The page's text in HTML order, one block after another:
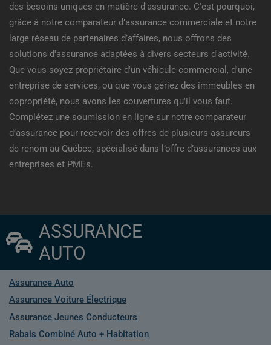
des besoins uniques en matière d'assurance. C'est pourquoi,
grâce à notre comparateur d’assurance commerciale et notre
large réseau de partenaires d’affaires, nous offrons des
solutions d'assurance adaptées à divers secteurs d'activité.
Que vous soyez propriétaire d'un véhicule commercial, d'une
entreprise de services, ou que vous gériez des immeubles en
copropriété, nous avons les couvertures qu'il vous faut.
Complétez une soumission en ligne sur notre comparateur
d’assurance pour recevoir des offres de plusieurs assureurs
de renom au Québec, spécialisé dans l’offre d’assurances aux
entreprises et PMEs.
ASSURANCE
AUTO
Assurance Auto
Assurance Voiture Électrique
Assurance Jeunes Conducteurs
Rabais Combiné Auto + Habitation